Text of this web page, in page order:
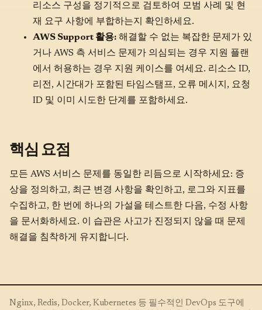
리소스 구성을 정기적으로 검토하여 모범 사례 및 현
재 요구 사항에 부합하는지 확인하세요.
AWS Support 활용: 해결할 수 없는 복잡한 문제가 있
거나 AWS 측 서비스 문제가 의심되는 경우 지원 플랜
에서 허용하는 경우 지원 케이스를 여세요. 리소스 ID,
리전, 시간대가 포함된 타임스탬프, 오류 메시지, 요청
ID 및 이미 시도한 단계를 포함하세요.
핵심 요점
모든 AWS 서비스 문제를 동일한 리듬으로 시작하세요: 증
상을 정의하고, 최근 변경 사항을 확인하고, 로그와 지표를
수집하고, 한 번에 하나의 가설을 테스트한 다음, 수정 사항
을 문서화하세요. 이 습관은 사고가 진정되지 않을 때 문제
해결을 침착하게 유지합니다.
Nginx, Redis, Docker, Kubernetes 등 필수적인 DevOps 도구에